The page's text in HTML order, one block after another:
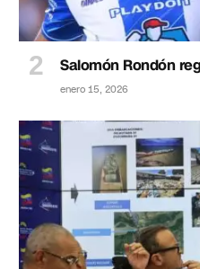
Salomón Rondón
enero 15, 2026